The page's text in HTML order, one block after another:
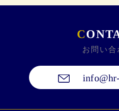
C
お問い合